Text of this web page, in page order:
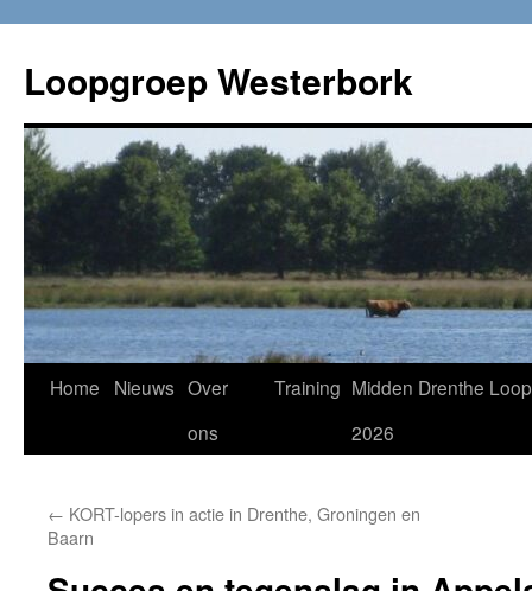
Loopgroep Westerbork
Home Nieuws Over
ons
Training Midden Drenthe Loop
2026
← KORT-lopers in actie in Drenthe, Groningen en
Baarn